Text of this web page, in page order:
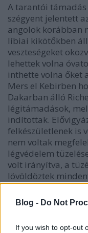
Blog - Do Not
If you wish to opt-out
A tarantói támadás
szégyent jelentett
angolok korábban
líbiai kikötőkben
veszteségeket
lehettek volna
inthette volna őket
Mers el Kebirben
Dakarban álló
légitámadások,
indítottak.
felkészületlenek is
nem voltak
légvédelem
volt irányítva, a
lövöldöztek
nem is utoljára
volt képes előre
észre sem a